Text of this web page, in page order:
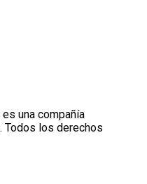
una compañía
Todos los derechos